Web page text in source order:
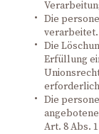
Die
verarbeitet.
Die
Erfüllung
Die
Art. 8 Abs.